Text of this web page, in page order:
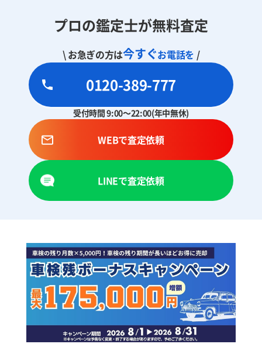
プロの鑑定士が無料査定
\ お急ぎの方は今すぐお電話を /
0120-389-777
受付時間 9:00～22:00(年中無休)
WEBで査定依頼
LINEで査定依頼